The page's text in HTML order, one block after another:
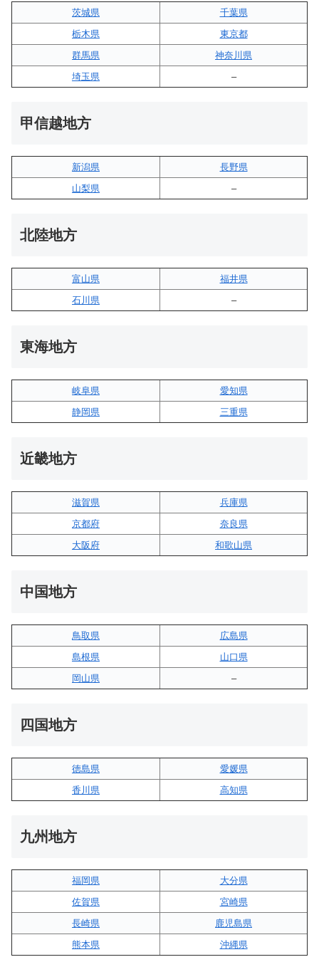
茨城県
千葉県
栃木県
東京都
群馬県
神奈川県
埼玉県
–
甲信越地方
新潟県
長野県
山梨県
–
北陸地方
富山県
福井県
石川県
–
東海地方
岐阜県
愛知県
静岡県
三重県
近畿地方
滋賀県
兵庫県
京都府
奈良県
大阪府
和歌山県
中国地方
鳥取県
広島県
島根県
山口県
岡山県
–
四国地方
徳島県
愛媛県
香川県
高知県
九州地方
福岡県
大分県
佐賀県
宮崎県
長崎県
鹿児島県
熊本県
沖縄県